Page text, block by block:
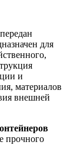
для
и
материалов
внешней
прочного